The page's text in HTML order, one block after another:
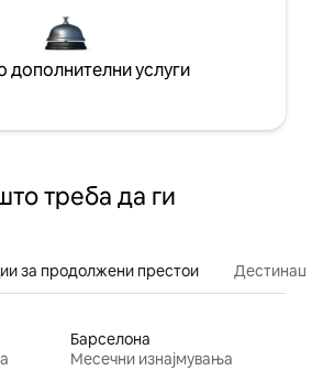
дополнителни услуги
треба да ги
за продолжени престои
Барселона
Месечни изнајмувања